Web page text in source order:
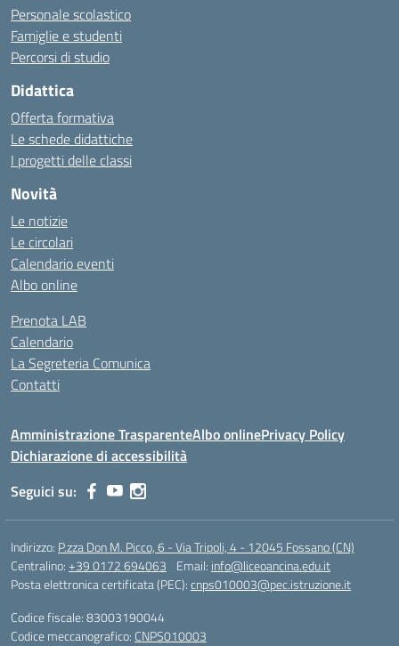
Personale scolastico
Famiglie e studenti
Percorsi di studio
Didattica
Offerta formativa
Le schede didattiche
I progetti delle classi
Novità
Le notizie
Le circolari
Calendario eventi
Albo online
Prenota LAB
Calendario
La Segreteria Comunica
Contatti
Amministrazione TrasparenteAlbo onlinePrivacy Policy
Dichiarazione di accessibilità
Seguici su:
Indirizzo: P.zza Don M. Picco, 6 - Via Tripoli, 4 - 12045 Fossano (CN)
Centralino:+39 0172 694063 Email: info@liceoancina.edu.it
Posta elettronica certificata (PEC):cnps010003@pec.istruzione.it
Codice fiscale: 83003190044
Codice meccanografico: CNPS010003